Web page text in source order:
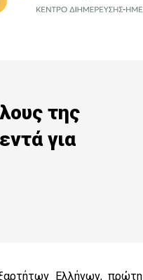
της
για
Ελλήνων, πρώτη